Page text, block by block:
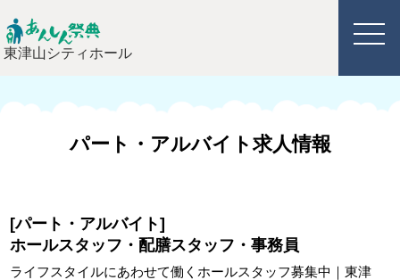
東津山シティホール
パート・アルバイト求人情報
[パート・アルバイト]
ホールスタッフ・配膳スタッフ・事務員
ライフスタイルにあわせて働くホールスタッフ募集中 ｜東津